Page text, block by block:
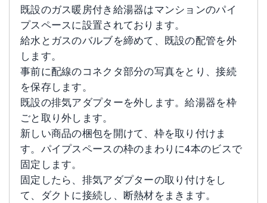
既設のガス暖房付き給湯器はマンションのパイ
プスペースに設置されております。
給水とガスのバルブを締めて、既設の配管を外
します。
事前に配線のコネクタ部分の写真をとり、接続
を保存します。
既設の排気アダプターを外します。給湯器を枠
ごと取り外します。
新しい商品の梱包を開けて、枠を取り付けま
す。パイプスペースの枠のまわりに4本のビスで
固定します。
固定したら、排気アダプターの取り付けをし
て、ダクトに接続し、断熱材をまきます。